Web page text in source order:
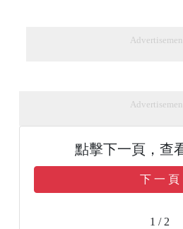
點擊下一頁，查
下 一 頁
1 / 2